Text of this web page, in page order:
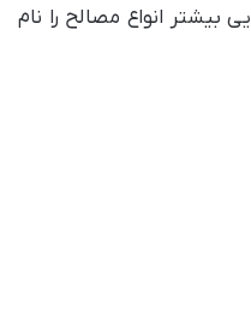
بیشتر انواع مصالح را نام